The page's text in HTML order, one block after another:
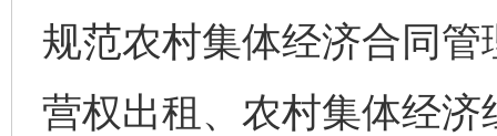
规范农村集体经济合同
营权出租、农村集体经